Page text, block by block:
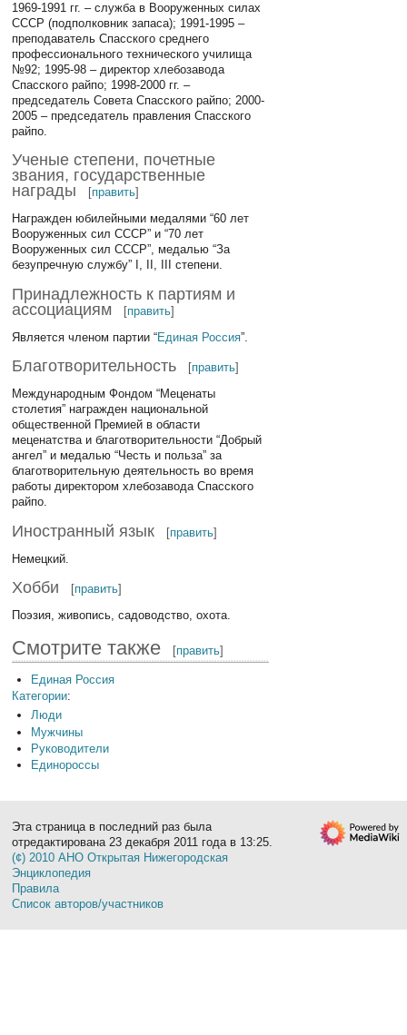
1969-1991 гг. – служба в Вооруженных силах
СССР (подполковник запаса); 1991-1995 –
преподаватель Спасского среднего
профессионального технического училища
№92; 1995-98 – директор хлебозавода
Спасского райпо; 1998-2000 гг. –
председатель Совета Спасского райпо; 2000-
2005 – председатель правления Спасского
райпо.
Ученые степени, почетные
звания, государственные
награды
[править]
Награжден юбилейными медалями “60 лет
Вооруженных сил СССР” и “70 лет
Вооруженных сил СССР”, медалью “За
безупречную службу” I, II, III степени.
Принадлежность к партиям и
ассоциациям
[править]
Является членом партии “Единая Россия”.
Благотворительность [править]
Международным Фондом “Меценаты
столетия” награжден национальной
общественной Премией в области
меценатства и благотворительности “Добрый
ангел” и медалью “Честь и польза” за
благотворительную деятельность во время
работы директором хлебозавода Спасского
райпо.
Иностранный язык [править]
Немецкий.
Хобби [править]
Поэзия, живопись, садоводство, охота.
Смотрите также [править]
Единая Россия
Категории:
Люди
Мужчины
Руководители
Единороссы
Эта страница в последний раз была
отредактирована 23 декабря 2011 года в 13:25.
(¢) 2010 АНО Открытая Нижегородская
Энциклопедия
Правила
Список авторов/участников